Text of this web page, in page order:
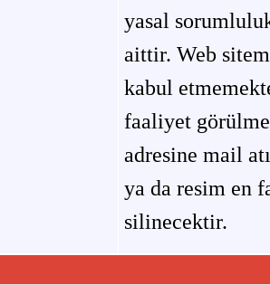
yasal
aittir. Web
kabul
faaliyet
adresine mail
ya da resim en
silinecektir.